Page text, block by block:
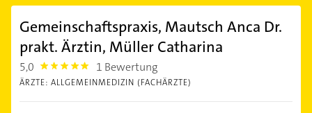
Gemeinschaftspraxis, Mautsch Anca Dr.
prakt. Ärztin, Müller Catharina
5,0 5.0 1 Bewertung
ÄRZTE: ALLGEMEINMEDIZIN (FACHÄRZTE)